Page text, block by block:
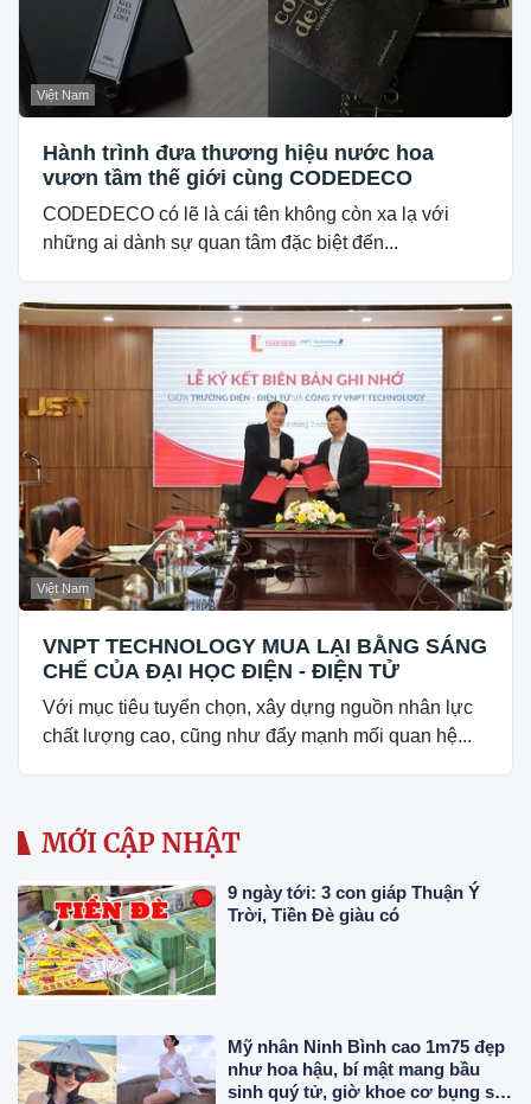
Việt Nam
Hành trình đưa thương hiệu nước hoa
vươn tầm thế giới cùng CODEDECO
CODEDECO có lẽ là cái tên không còn xa lạ với
những ai dành sự quan tâm đặc biệt đến...
Việt Nam
VNPT TECHNOLOGY MUA LẠI BẰNG SÁNG
CHẾ CỦA ĐẠI HỌC ĐIỆN - ĐIỆN TỬ
Với mục tiêu tuyển chọn, xây dựng nguồn nhân lực
chất lượng cao, cũng như đẩy mạnh mối quan hệ...
MỚI CẬP NHẬT
9 ngày tới: 3 con giáp Thuận Ý
Trời, Tiền Đè giàu có
Mỹ nhân Ninh Bình cao 1m75 đẹp
như hoa hậu, bí mật mang bầu
sinh quý tử, giờ khoe cơ bụng số